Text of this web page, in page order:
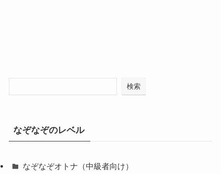
検索
なぞなぞのレベル
なぞなぞオトナ（中級者向け）